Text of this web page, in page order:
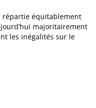
répartie équitablement
majoritairement
les inégalités sur le